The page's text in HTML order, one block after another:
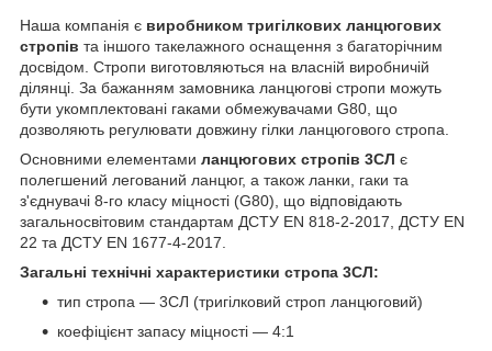
Наша компанія є виробником тригілкових ланцюгових
стропів та іншого такелажного оснащення з багаторічним
досвідом. Стропи виготовляються на власній виробничій
ділянці. За бажанням замовника ланцюгові стропи можуть
бути укомплектовані гаками обмежувачами G80, що
дозволяють регулювати довжину гілки ланцюгового стропа.
Основними елементами ланцюгових стропів 3СЛ є
полегшений легований ланцюг, а також ланки, гаки та
з'єднувачі 8-го класу міцності (G80), що відповідають
загальносвітовим стандартам ДСТУ EN 818-2-2017, ДСТУ EN
22 та ДСТУ EN 1677-4-2017.
Загальні технічні характеристики стропа 3СЛ:
тип стропа — 3СЛ (тригілковий строп ланцюговий)
коефіцієнт запасу міцності — 4:1